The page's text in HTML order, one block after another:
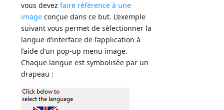
vous devezfaire référence à une
image conçue dans ce but. L’exemple
suivant vous permet de sélectionner la
langue d’interface de l’application à
l’aide d’un pop-up menu image.
Chaque langue est symbolisée par un
drapeau :